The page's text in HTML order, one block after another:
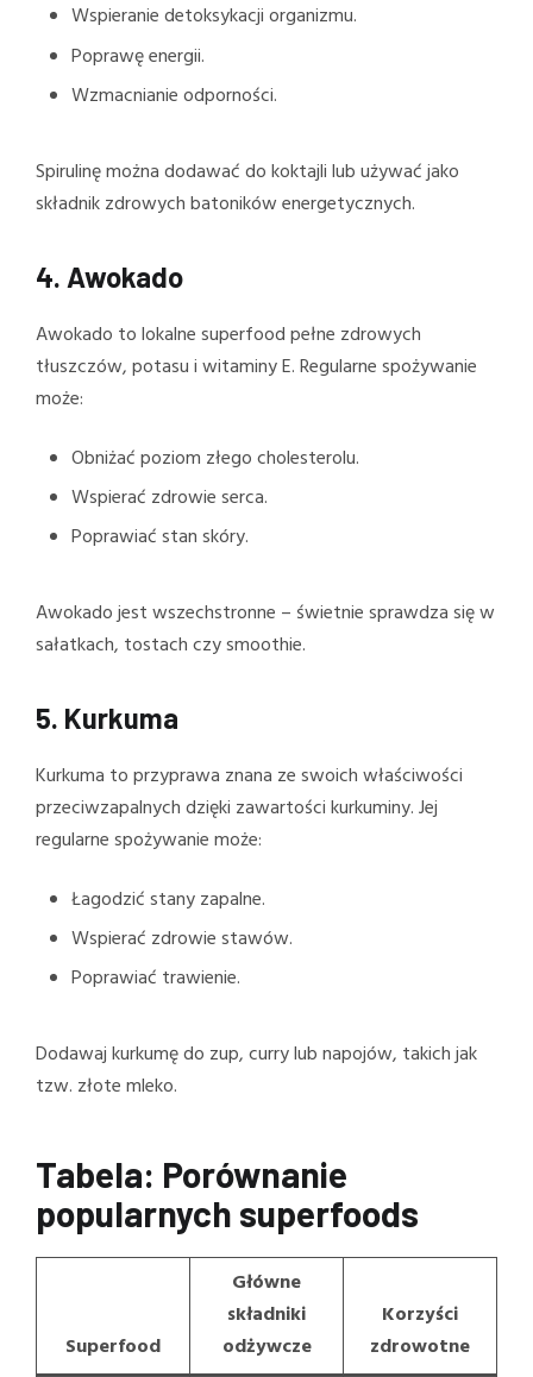
Wspieranie detoksykacji organizmu.
Poprawę energii.
Wzmacnianie odporności.
Spirulinę można dodawać do koktajli lub używać jako
składnik zdrowych batoników energetycznych.
4. Awokado
Awokado to lokalne superfood pełne zdrowych
tłuszczów, potasu i witaminy E. Regularne spożywanie
może:
Obniżać poziom złego cholesterolu.
Wspierać zdrowie serca.
Poprawiać stan skóry.
Awokado jest wszechstronne – świetnie sprawdza się w
sałatkach, tostach czy smoothie.
5. Kurkuma
Kurkuma to przyprawa znana ze swoich właściwości
przeciwzapalnych dzięki zawartości kurkuminy. Jej
regularne spożywanie może:
Łagodzić stany zapalne.
Wspierać zdrowie stawów.
Poprawiać trawienie.
Dodawaj kurkumę do zup, curry lub napojów, takich jak
tzw. złote mleko.
Tabela: Porównanie
popularnych superfoods
Superfood
Główne
składniki
odżywcze
Korzyści
zdrowotne